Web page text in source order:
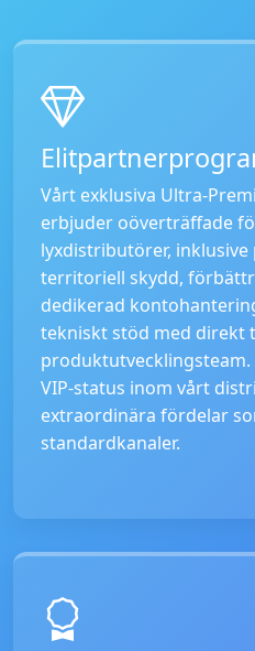
Vårt exklusiva Ultra-
erbjuder oöverträffade
lyxdistributörer,
territoriell skydd,
dedikerad
tekniskt stöd med direkt
VIP-status inom vårt
extraordinära fördelar
standardkanaler.